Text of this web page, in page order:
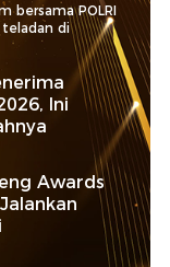
bersama POLRI
teladan di
Ini
Awards